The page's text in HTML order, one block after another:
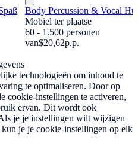
Body Percussion & Vocal
Mobiel ter plaatse
60 - 1.500 personen
van$20,62p.p.
technologieën om inhoud te
te optimaliseren. Door op
cookie-instellingen te activeren,
ervan. Dit wordt ook
je je instellingen wilt wijzigen
je je cookie-instellingen op elk